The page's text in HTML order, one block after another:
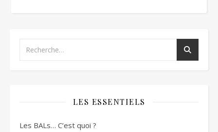
LES ESSENTIELS
Les BALs… C’est quoi ?